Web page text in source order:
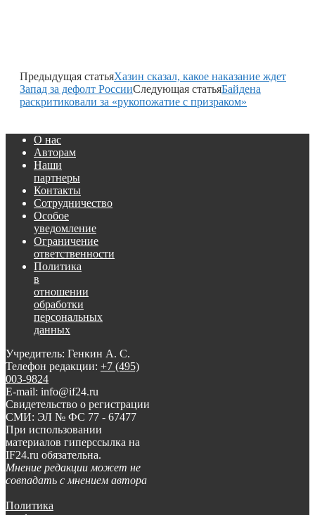
Предыдущая статьяХазин сказал, какое наказание ждет
Запад за дефолт РоссииСледующая статьяБайдена
раскритиковали за «рукопожатие с призраком»
О нас
Авторам
Наши
партнеры
Контакты
Сотрудничество
Особое
уведомление
Ограничение
ответственности
Политика
в
отношении
обработки
персональных
данных
Учредитель: Генкин А. С.
Телефон редакции: +7 (495)
003-9824
E-mail: info@if24.ru
Свидетельство о регистрации
СМИ: ЭЛ № ФС 77 - 67477
При использовании
материалов гиперссылка на
IF24.ru обязательна.
Мнение редакции может не
совпадать с мнением автора
Политика